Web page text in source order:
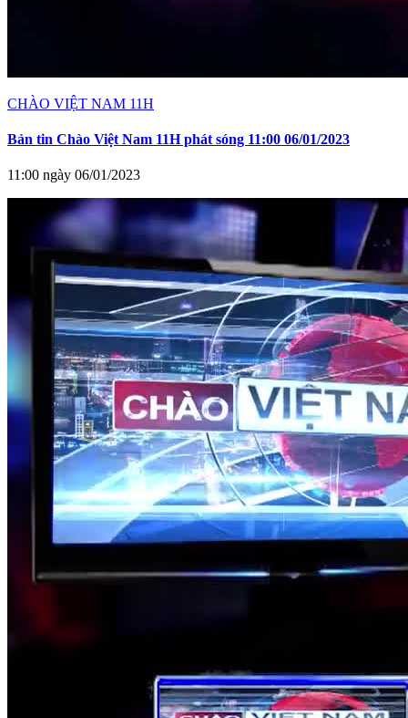
CHÀO VIỆT NAM 11H
Bản tin Chào Việt Nam 11H phát sóng 11:00 06/01/2023
11:00 ngày 06/01/2023